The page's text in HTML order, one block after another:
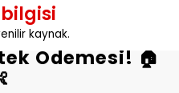
kaynak.645 Bin
Ödemesi! 🏠